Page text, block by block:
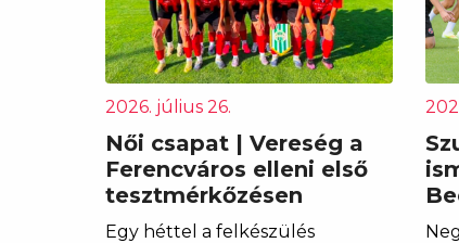
2026. július 26.
Női csapat | Vereség a
Ferencváros elleni első
tesztmérkőzésen
Egy héttel a felkészülés